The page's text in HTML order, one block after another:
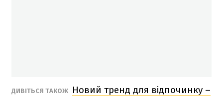
ДИВІТЬСЯ ТАКОЖ
Новий тренд для відпочинку –